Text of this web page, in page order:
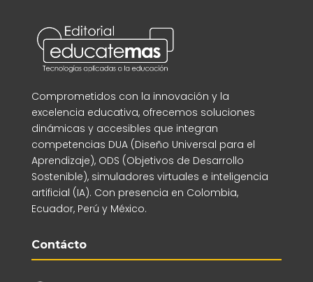
Comprometidos con la innovación y la
excelencia educativa, ofrecemos soluciones
dinámicas y accesibles que integran
competencias DUA (Diseño Universal para el
Aprendizaje), ODS (Objetivos de Desarrollo
Sostenible), simuladores virtuales e inteligencia
artificial (IA). Con presencia en Colombia,
Ecuador, Perú y México.
Contácto